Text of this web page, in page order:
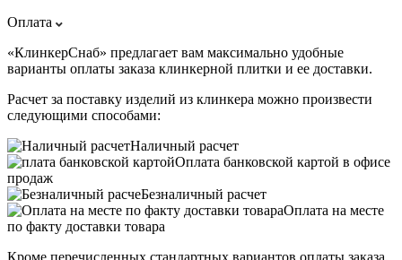
Оплата
«КлинкерСнаб» предлагает вам максимально удобные
варианты оплаты заказа клинкерной плитки и ее доставки.
Расчет за поставку изделий из клинкера можно произвести
следующими способами:
Наличный расчет
Оплата банковской картой в офисе
продаж
Безналичный расчет
Оплата на месте
по факту доставки товара
Кроме перечисленных стандартных вариантов оплаты заказа,